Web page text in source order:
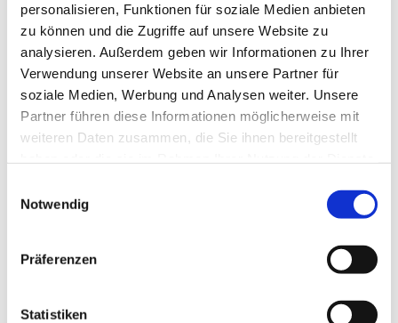
personalisieren, Funktionen für soziale Medien anbieten
zu können und die Zugriffe auf unsere Website zu
analysieren. Außerdem geben wir Informationen zu Ihrer
Verwendung unserer Website an unsere Partner für
soziale Medien, Werbung und Analysen weiter. Unsere
Partner führen diese Informationen möglicherweise mit
weiteren Daten zusammen, die Sie ihnen bereitgestellt
Notwendig
Präferenzen
Statistiken